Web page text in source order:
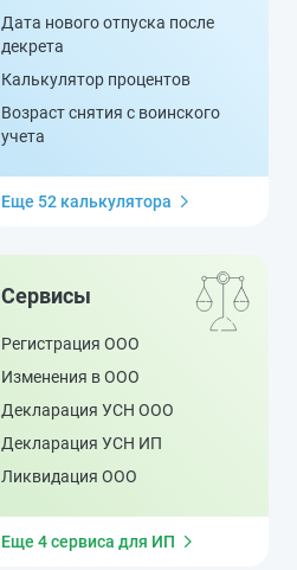
Дата нового отпуска после
декрета
Калькулятор процентов
Возраст снятия с воинского
учета
Еще 52 калькулятора
Сервисы
Регистрация ООО
Изменения в ООО
Декларация УСН ООО
Декларация УСН ИП
Ликвидация ООО
Еще 4 сервиса для ИП